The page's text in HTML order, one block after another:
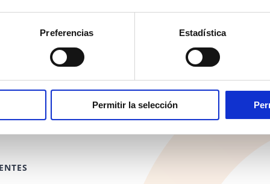
Preferencias Estadística
Permitir la selección